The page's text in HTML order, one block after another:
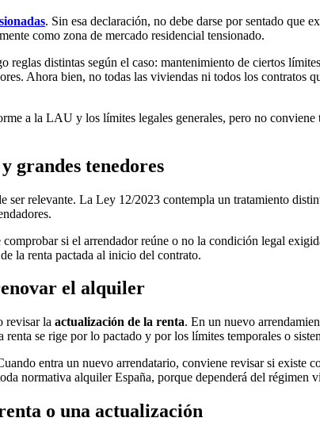
. Sin esa declaración, no debe darse por sentado que
como zona de mercado residencial tensionado.
reglas distintas según el caso: mantenimiento de ciertos
Ahora bien, no todas las viviendas ni todos los contratos
a la LAU y los límites legales generales, pero no
grandes tenedores
ser relevante. La Ley 12/2023 contempla un tratamiento
comprobar si el arrendador reúne o no la condición legal
la renta pactada al inicio del contrato.
el alquiler
revisar la actualización de la renta. En un nuevo
se rige por lo pactado y por los límites temporales o
entra un nuevo arrendatario, conviene revisar si existe
normativa alquiler España, porque dependerá del régimen
o una actualización